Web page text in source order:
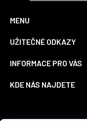
MENU
UŽITEČNÉ ODKAZY
INFORMACE PRO VÁS
KDE NÁS NAJDETE